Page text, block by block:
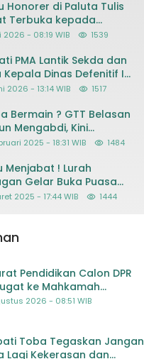
Honorer di Paluta Tulis
Terbuka kepada
Prabowo, Mohon
2026 - 08:19 WIB 1539
PMA Lantik Sekda dan
Kepala Dinas Defenitif Ini
2026 - 13:14 WIB 1517
Bermain ? GTT Belasan
Mengabdi, Kini
Sepihak Dari
2025 - 18:31 WIB 1484
Menjabat ! Lurah
Gelar Buka Puasa
2025 - 17:44 WIB 1444
Pendidikan Calon DPR
ke Mahkamah
2026 - 08:51 WIB
Toba Tegaskan Jangan
Lagi Kekerasan dan